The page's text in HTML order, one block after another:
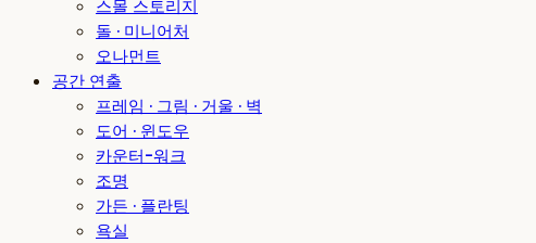
스몰 스토리지
돌 · 미니어처
오나먼트
공간 연출
프레임 · 그림 · 거울 · 벽
도어 · 윈도우
카운터-워크
조명
가든 · 플란팅
욕실